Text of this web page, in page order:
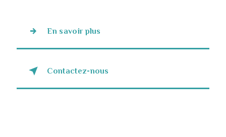
En savoir plus
Contactez-nous